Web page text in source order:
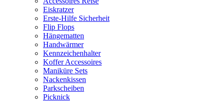
Eiskratzer
Erste-Hilfe Sicherheit
Flip Flops
Hängematten
Handwärmer
Kennzeichenhalter
Koffer Accessoires
Maniküre Sets
Nackenkissen
Parkscheiben
Picknick